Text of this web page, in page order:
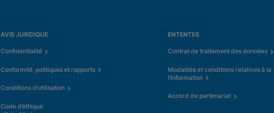
AVIS JURIDIQUE
Confidentialité
Conformité, politiques et rapports
Conditions d’utilisation
Code d’éthique
ENTENTES
Contrat de traitement des données
Modalités et conditions relatives à la
l’information
Accord de partenariat